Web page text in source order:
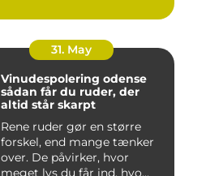
31. May
Vinudespolering odense
sådan får du ruder, der
altid står skarpt
Rene ruder gør en større
forskel, end mange tænker
over. De påvirker, hvor